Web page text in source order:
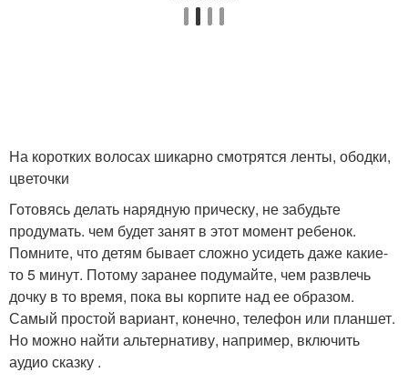
На коротких волосах шикарно смотрятся ленты, ободки,
цветочки
Готовясь делать нарядную прическу, не забудьте
продумать. чем будет занят в этот момент ребенок.
Помните, что детям бывает сложно усидеть даже какие-
то 5 минут. Потому заранее подумайте, чем развлечь
дочку в то время, пока вы корпите над ее образом.
Самый простой вариант, конечно, телефон или планшет.
Но можно найти альтернативу, например, включить
аудио сказку .